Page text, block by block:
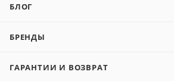
БЛОГ
БРЕНДЫ
ГАРАНТИИ И ВОЗВРАТ